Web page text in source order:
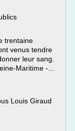
trentaine
venus tendre
leur sang.
Maritime -...
Louis Giraud